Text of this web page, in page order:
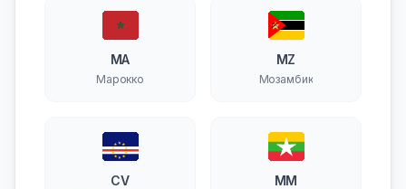
MA
Марокко
MZ
Мозамбик
CV MM